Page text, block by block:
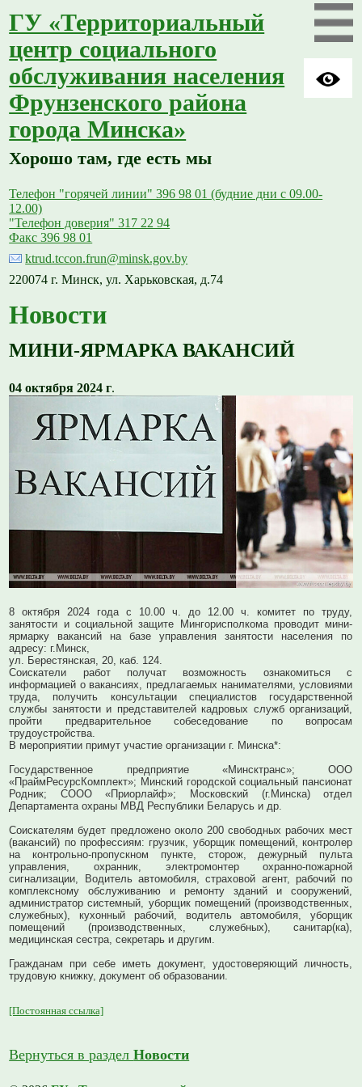
ГУ «Территориальный
центр социального
обслуживания населения
Фрунзенского района
города Минска»
Хорошо там, где есть мы
Телефон "горячей линии" 396 98 01 (будние дни с 09.00-
12.00)
"Телефон доверия" 317 22 94
Факс 396 98 01
ktrud.tccon.frun@minsk.gov.by
220074 г. Минск, ул. Харьковская, д.74
Новости
МИНИ-ЯРМАРКА ВАКАНСИЙ
04 октября 2024 г.
8 октября 2024 года с 10.00 ч. до 12.00 ч. комитет по труду,
занятости и социальной защите Мингорисполкома проводит мини-
ярмарку вакансий на базе управления занятости населения по
адресу: г.Минск,
ул. Берестянская, 20, каб. 124.
Соискатели работ получат возможность ознакомиться с
информацией о вакансиях, предлагаемых нанимателями, условиями
труда, получить консультации специалистов государственной
службы занятости и представителей кадровых служб организаций,
пройти предварительное собеседование по вопросам
трудоустройства.
В мероприятии примут участие организации г. Минска*:
Государственное предприятие «Минсктранс»;ООО
«ПраймРесурсКомплект»; Минский городской социальный пансионат
Родник; СООО «Приорлайф»;
Московский (г.Минска) отдел
Департамента охраны МВД Республики Беларусь и др.
Соискателям будет предложено около 200 свободных рабочих мест
(вакансий) по профессиям: грузчик, уборщик помещений, контролер
на контрольно-пропускном пункте, сторож, дежурный пульта
управления, охранник, электромонтер охранно-пожарной
сигнализации, Водитель автомобиля, страховой агент, рабочий по
комплексному обслуживанию и ремонту зданий и сооружений,
администратор системный, уборщик помещений (производственных,
служебных), кухонный рабочий, водитель автомобиля, уборщик
помещений (производственных, служебных), санитар(ка),
медицинская сестра, секретарь и другим.
Гражданам при себе иметь документ, удостоверяющий личность,
трудовую книжку, документ об образовании.
[Постоянная ссылка]
Вернуться в разделНовости